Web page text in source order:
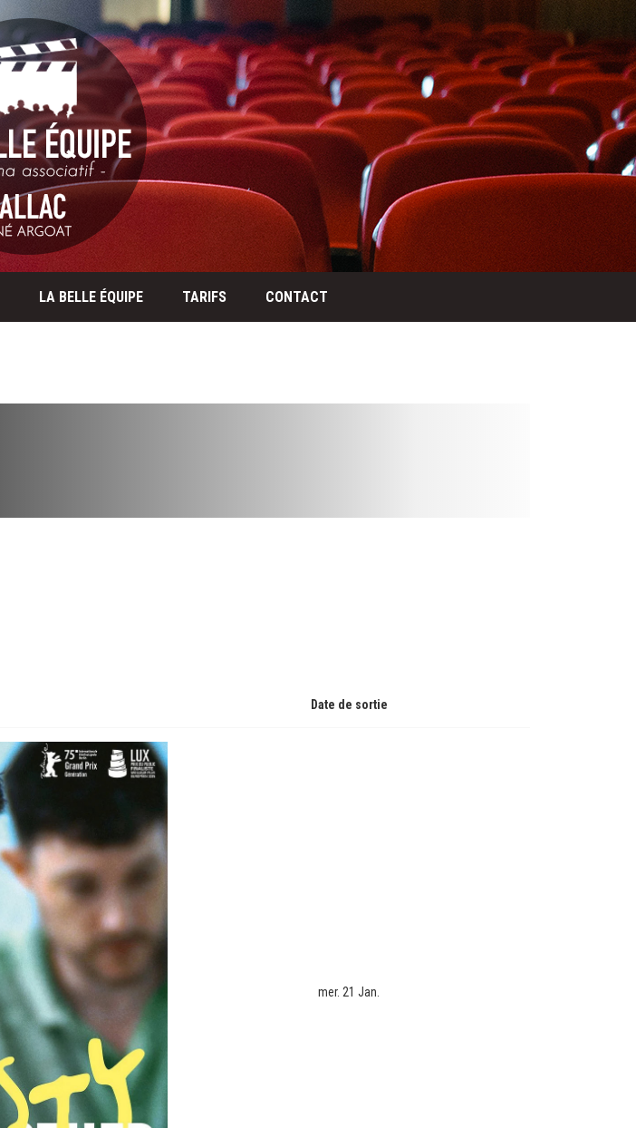
LA BELLE ÉQUIPE TARIFS CONTACT
Date de sortie
mer. 21 Jan.